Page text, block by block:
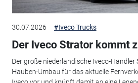
30.07.2026 #Iveco Trucks
Der Iveco Strator kommt
Der große niederländische Iveco-Händler
Hauben-Umbau für das aktuelle